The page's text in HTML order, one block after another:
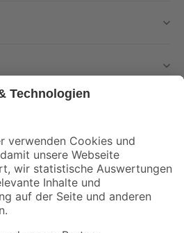
und Aktionen mehr verpassen!